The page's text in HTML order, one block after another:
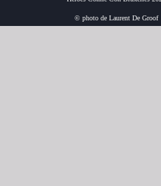
© photo de Laurent De Groof